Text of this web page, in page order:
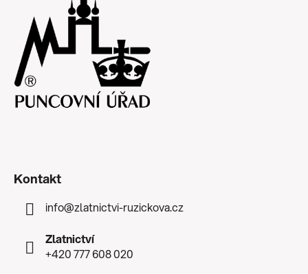
Kontakt
info@zlatnictvi-ruzickova.cz
Zlatnictví
+420 777 608 020